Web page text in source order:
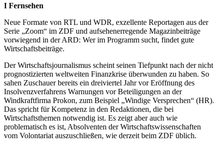
I Fernsehen
Neue Formate von RTL und WDR, exzellente Reportagen aus der
Serie „Zoom“ im ZDF und aufsehenerregende Magazinbeiträge
vorwiegend in der ARD: Wer im Programm sucht, findet gute
Wirtschaftsbeiträge.
Der Wirtschaftsjournalismus scheint seinen Tiefpunkt nach der nicht
prognostizierten weltweiten Finanzkrise überwunden zu haben. So
sahen Zuschauer bereits ein dreiviertel Jahr vor Eröffnung des
Insolvenzverfahrens Warnungen vor Beteiligungen an der
Windkraftfirma Prokon, zum Beispiel „Windige Versprechen“ (HR).
Das spricht für Kompetenz in den Redaktionen, die bei
Wirtschaftsthemen notwendig ist. Es zeigt aber auch wie
problematisch es ist, Absolventen der Wirtschaftswissenschaften
vom Volontariat auszuschließen, wie derzeit beim ZDF üblich.